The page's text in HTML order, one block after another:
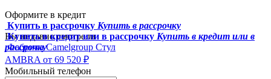
Оформите в кредит
Купить в рассрочку Купить в рассрочку
Купить в кредит или в рассрочку Купить в кредит или в
рассрочку
Вы недавно смотрели
Фабрика Camelgroup Стул
AMBRA от 69 520 ₽
Мобильный телефон